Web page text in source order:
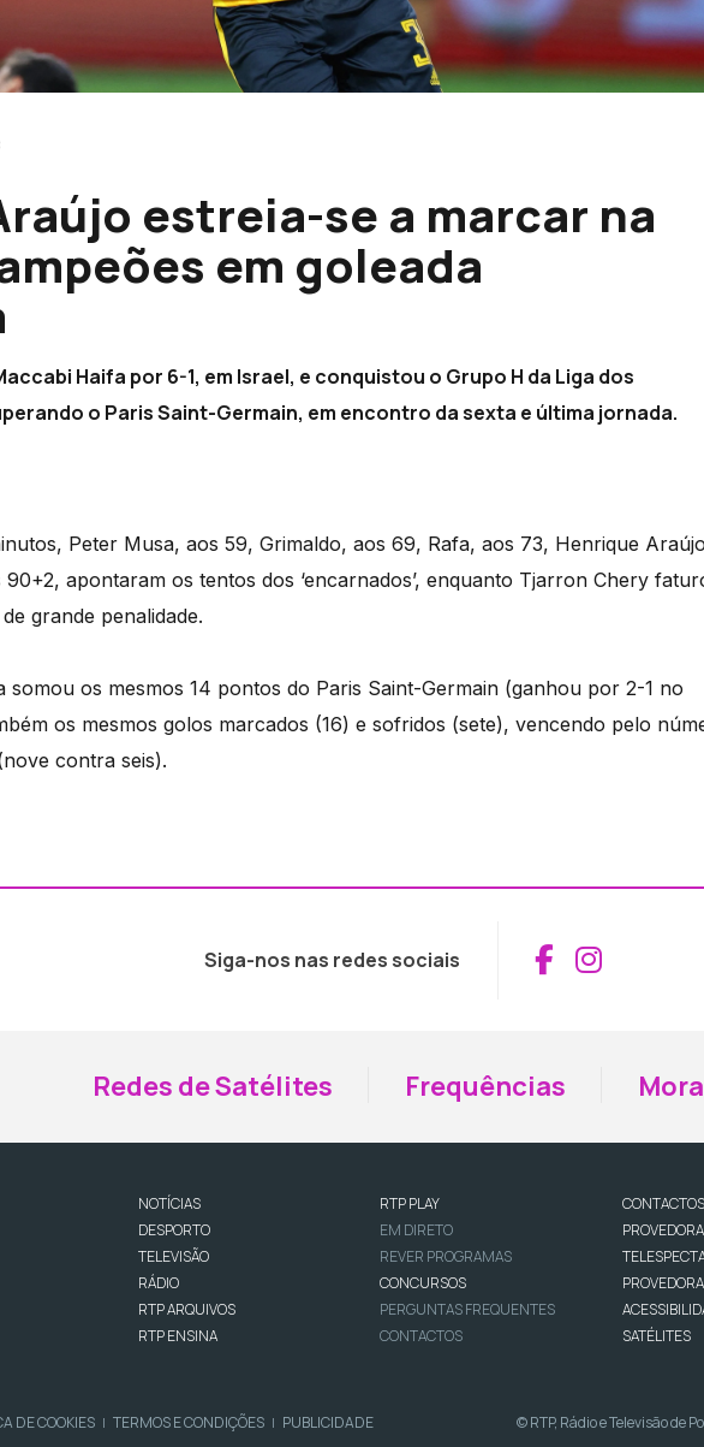
estreia-se a marcar na
em goleada
Haifa por 6-1, em Israel, e conquistou o Grupo H da Liga dos
o Paris Saint-Germain, em encontro da sexta e última jornada.
Peter Musa, aos 59, Grimaldo, aos 69, Rafa, aos 73, Henrique
apontaram os tentos dos ‘encarnados’, enquanto Tjarron Chery
grande penalidade.
somou os mesmos 14 pontos do Paris Saint-Germain (ganhou por 2-1 no
os mesmos golos marcados (16) e sofridos (sete), vencendo pelo
contra seis).
Siga-nos nas redes sociais Aceder
Redes de Satélites Frequências
NOTÍCIAS
DESPORTO
TELEVISÃO
RÁDIO
RTP ARQUIVOS
RTP ENSINA
RTP PLAY
EM DIRETO
REVER PROGRAMAS
CONCURSOS
PERGUNTAS FREQUENTES
CONTACTOS
CONTACTOS
SATÉLITES
DE COOKIES | TERMOS E CONDIÇÕES | PUBLICIDADE © RTP, Rádio e Televisão de